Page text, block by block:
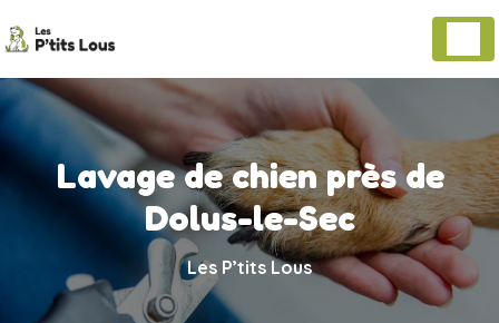
Lavage de chien près de
Dolus-le-Sec
Les P’tits Lous